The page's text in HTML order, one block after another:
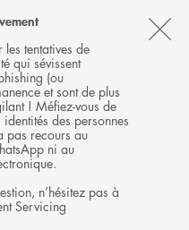
tentatives de
qui sévissent
(ou
et sont de plus
! Méfiez-vous de
des personnes
pas recours au
ni au
n’hésitez pas à
Servicing
MENU